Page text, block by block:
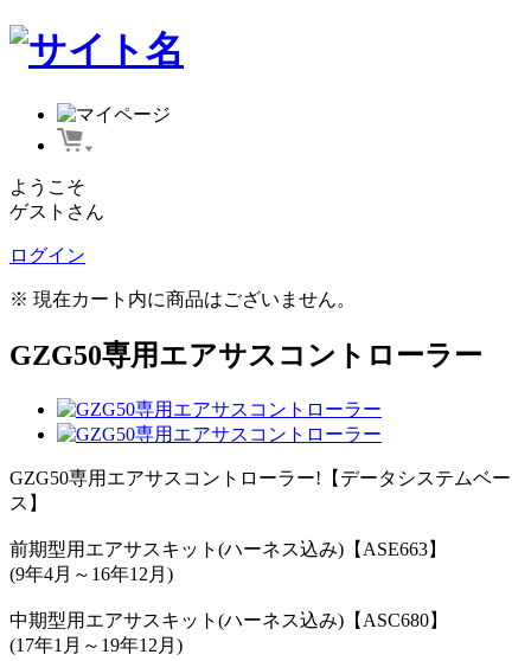
ようこそ
ゲストさん
ログイン
※ 現在カート内に商品はございません。
GZG50専用エアサスコントローラー
GZG50専用エアサスコントローラー!【データシステムベー
ス】
前期型用エアサスキット(ハーネス込み)【ASE663】
(9年4月～16年12月)
中期型用エアサスキット(ハーネス込み)【ASC680】
(17年1月～19年12月)